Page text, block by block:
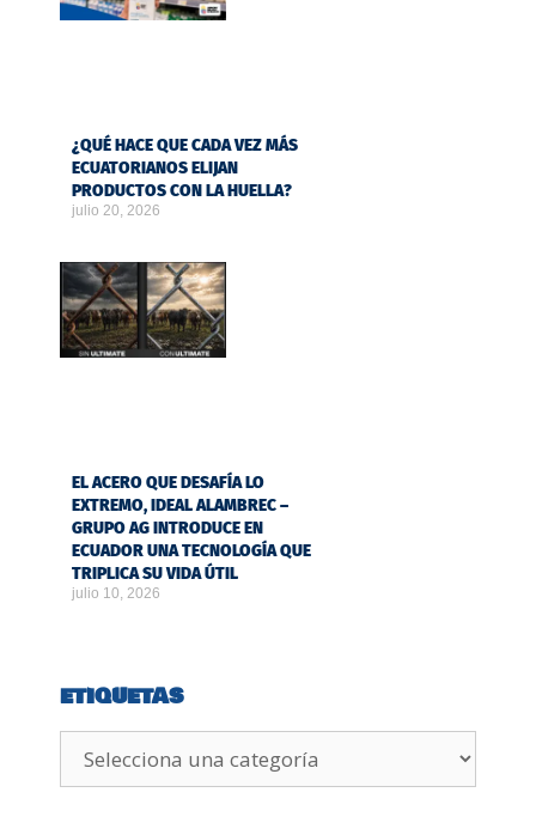
¿QUÉ HACE QUE CADA VEZ MÁS
ECUATORIANOS ELIJAN
PRODUCTOS CON LA HUELLA?
julio 20, 2026
EL ACERO QUE DESAFÍA LO
EXTREMO, IDEAL ALAMBREC –
GRUPO AG INTRODUCE EN
ECUADOR UNA TECNOLOGÍA QUE
TRIPLICA SU VIDA ÚTIL
julio 10, 2026
ETIQUETAS